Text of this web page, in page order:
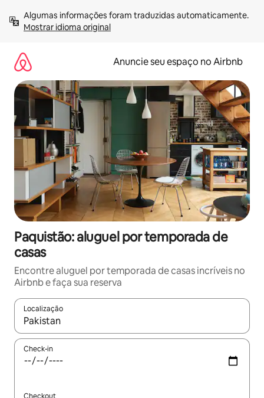
para
Mostrar idioma original
Anuncie seu espaço no Airbnb
Paquistão: aluguel por temporada de
casas
Encontre aluguel por temporada de casas incríveis no
Airbnb e faça sua reserva
Localização
Quando os resultados estiverem disponíveis, explore-os
Check-in